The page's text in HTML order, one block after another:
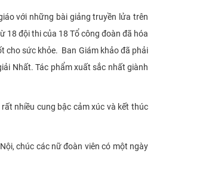
với những bài giảng truyền lửa trên
18 đội thi của 18 Tổ công đoàn đã hóa
cho sức khỏe. Ban Giám khảo đã phải
Nhất. Tác phẩm xuất sắc nhất giành
nhiều cung bậc cảm xúc và kết thúc
chúc các nữ đoàn viên có một ngày